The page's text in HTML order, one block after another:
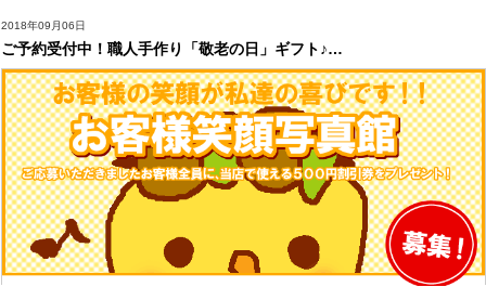
2018年09月06日
ご予約受付中！職人手作り「敬老の日」ギフト♪…